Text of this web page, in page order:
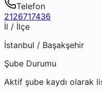
Telefon
2126717436
İl / İlçe
İstanbul / Başakşehir
Şube Durumu
Aktif şube kaydı olarak